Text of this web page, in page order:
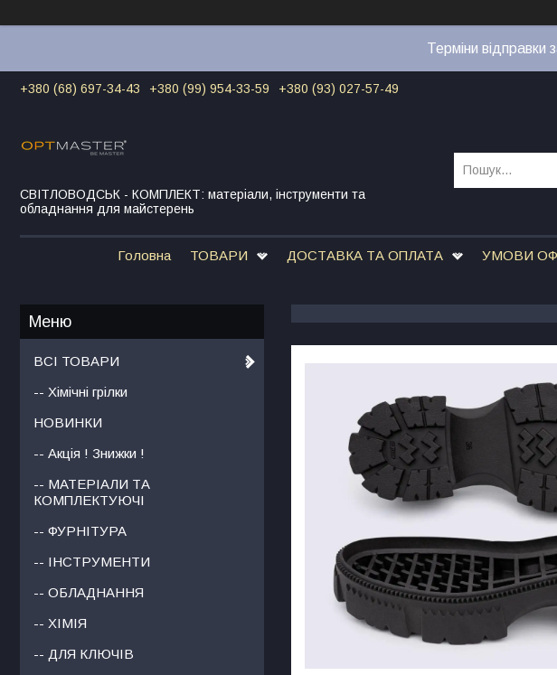
Терміни відправки
+380 (68) 697-34-43 +380 (99) 954-33-59 +380 (93) 027-57-49
СВІТЛОВОДСЬК - КОМПЛЕКТ: матеріали, інструменти та
обладнання для майстерень
Головна ТОВАРИ ДОСТАВКА ТА ОПЛАТА УМОВИ
ВСІ ТОВАРИ
-- Хімічні грілки
НОВИНКИ
-- Акція ! Знижки !
-- МАТЕРІАЛИ ТА
КОМПЛЕКТУЮЧІ
-- ФУРНІТУРА
-- ІНСТРУМЕНТИ
-- ОБЛАДНАННЯ
-- ХІМІЯ
-- ДЛЯ КЛЮЧІВ